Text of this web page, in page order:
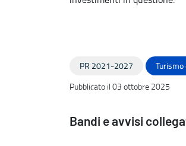
PR 2021-2027
Turismo
Pubblicato il 03 ottobre 2025
Bandi e avvisi